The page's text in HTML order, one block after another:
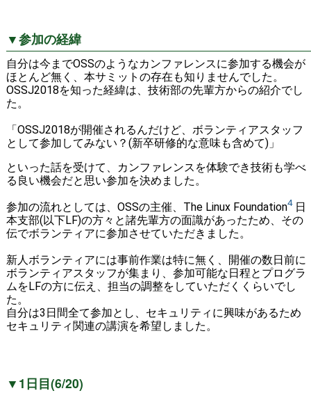
▼参加の経緯
自分は今までOSSのようなカンファレンスに参加する機会が
ほとんど無く、本サミットの存在も知りませんでした。
OSSJ2018を知った経緯は、技術部の先輩方からの紹介でし
た。
「OSSJ2018が開催されるんだけど、ボランティアスタッフ
として参加してみない？(新卒研修的な意味も含めて)」
といった話を受けて、カンファレンスを体験でき技術も学べ
る良い機会だと思い参加を決めました。
参加の流れとしては、OSSの主催、The Linux Foundation4日
本支部(以下LF)の方々と諸先輩方の面識があったため、その
伝でボランティアに参加させていただきました。
新人ボランティアには事前作業は特に無く、開催の数日前に
ボランティアスタッフが集まり、参加可能な日程とプログラ
ムをLFの方に伝え、担当の調整をしていただくくらいでし
た。
自分は3日間全て参加とし、セキュリティに興味があるため
セキュリティ関連の講演を希望しました。
▼1日目(6/20)